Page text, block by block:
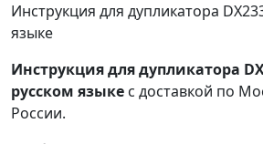
Инструкция для дупликатора
языке
Инструкция для дупликатора
русском языке с доставкой по
России.